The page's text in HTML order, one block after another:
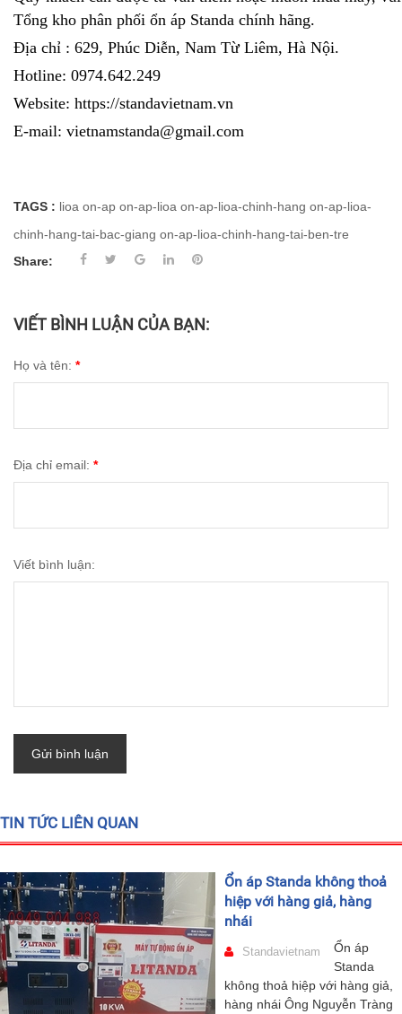
Tổng kho phân phối ổn áp Standa chính hãng.
Địa chỉ : 629, Phúc Diễn, Nam Từ Liêm, Hà Nội.
Hotline: 0974.642.249
Website: https://standavietnam.vn
E-mail: vietnamstanda@gmail.com
TAGS : lioa on-ap on-ap-lioa on-ap-lioa-chinh-hang on-ap-lioa-
chinh-hang-tai-bac-giang on-ap-lioa-chinh-hang-tai-ben-tre
Share:
VIẾT BÌNH LUẬN CỦA BẠN:
Họ và tên: *
Địa chỉ email: *
Viết bình luận:
Gửi bình luận
TIN TỨC LIÊN QUAN
Ổn áp Standa không thoả
hiệp với hàng giả, hàng
nhái
Standavietnam
Ổn áp
Standa
không thoả hiệp với hàng giả,
hàng nhái Ông Nguyễn Tràng